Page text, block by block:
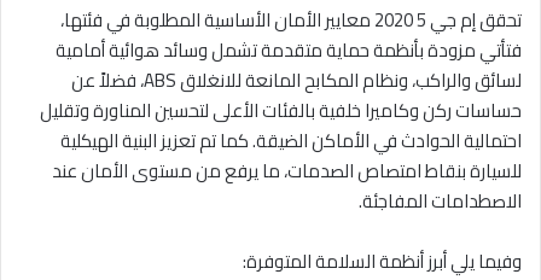
تحقق إم جي 5 2020 معايير الأمان الأساسية المطلوبة في فئتها،
فتأتي مزودة بأنظمة حماية متقدمة تشمل وسائد هوائية أمامية
لسائق والراكب، ونظام المكابح المانعة للانغلاق ABS، فضلاً عن
حساسات ركن وكاميرا خلفية بالفئات الأعلى لتحسين المناورة وتقليل
احتمالية الحوادث في الأماكن الضيقة. كما تم تعزيز البنية الهيكلية
للسيارة بنقاط امتصاص الصدمات، ما يرفع من مستوى الأمان عند
الاصطدامات المفاجئة.
وفيما يلي أبرز أنظمة السلامة المتوفرة: